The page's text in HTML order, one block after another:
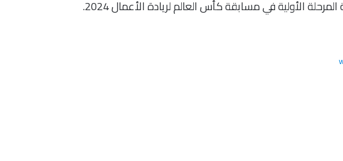
الأولية في مسابقة كأس العالم لريادة الأعمال 2024.